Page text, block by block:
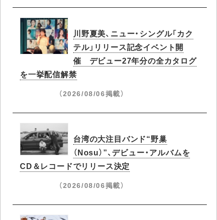
川野夏美、ニュー・シングル「カク
テル」リリース記念イベント開
催 デビュー27年分の全カタログ
を一挙配信解禁
（2026/08/06掲載）
台湾の大注目バンド“野巢
（Nosu）”、デビュー・アルバムを
CD＆レコードでリリース決定
（2026/08/06掲載）